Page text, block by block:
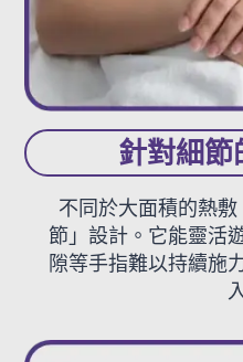
針對細節
不同於大面積的熱敷
節」設計。它能靈活
隙等手指難以持續施